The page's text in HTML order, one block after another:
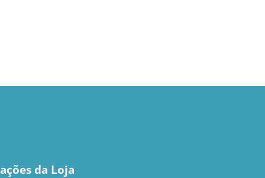
da Loja